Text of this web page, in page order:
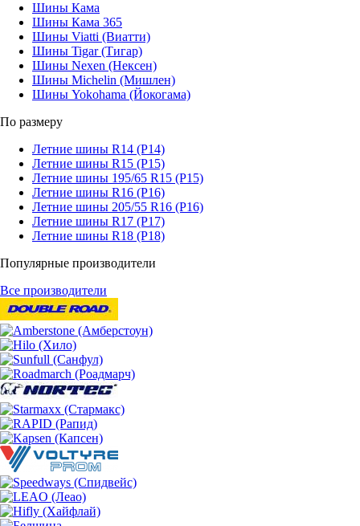
Шины Кама
Шины Кама 365
Шины Viatti (Виатти)
Шины Tigar (Тигар)
Шины Nexen (Нексен)
Шины Michelin (Мишлен)
Шины Yokohama (Йокогама)
По размеру
Летние шины R14 (Р14)
Летние шины R15 (Р15)
Летние шины 195/65 R15 (Р15)
Летние шины R16 (Р16)
Летние шины 205/55 R16 (Р16)
Летние шины R17 (Р17)
Летние шины R18 (Р18)
Популярные производители
Все производители